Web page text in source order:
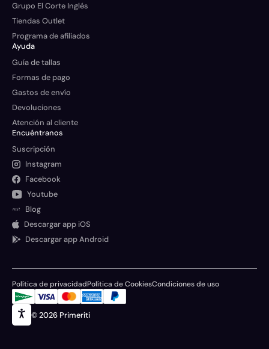
Grupo El Corte Inglés
Tiendas Outlet
Programa de afiliados
Ayuda
Guía de tallas
Formas de pago
Gastos de envío
Devoluciones
Atención al cliente
Encuéntranos
Suscripción
Instagram
Facebook
Youtube
Blog
Descargar app iOS
Descargar app Android
© 2026 Primeriti
Política de privacidadPolítica de CookiesCondiciones de uso